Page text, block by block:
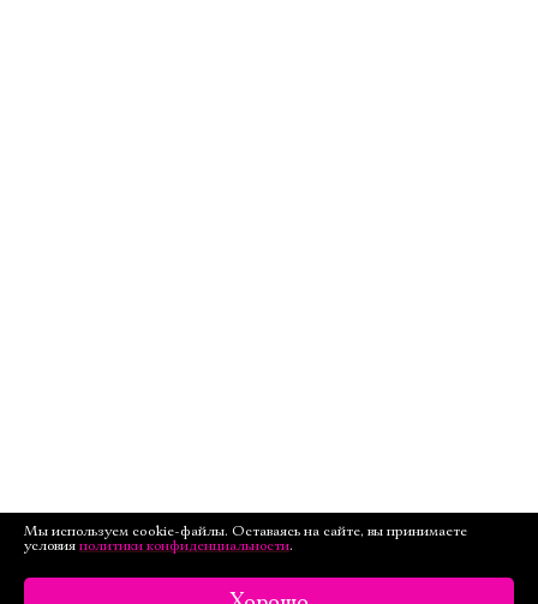
Мы используем cookie-файлы. Оставаясь на сайте, вы принимаете
условия политики конфиденциальности.